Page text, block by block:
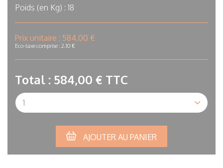
Poids (en Kg) : 18
In
stock
Prix unitaire : 584,00 €
Eco-taxe comprise : 2,10 €
Total : 584,00 € TTC
Qté
AJOUTER AU PANIER